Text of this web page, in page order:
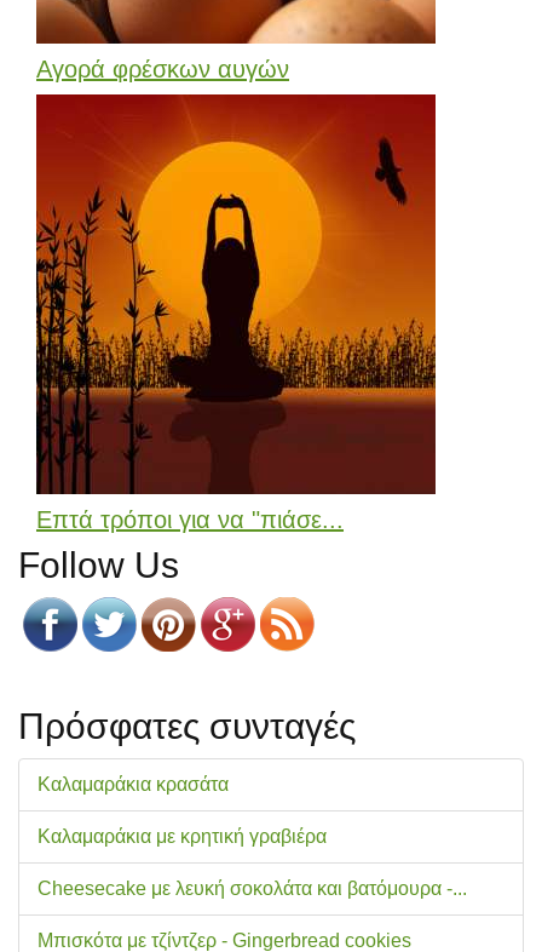
Αγορά φρέσκων αυγών
Επτά τρόποι για να "πιάσε...
Follow Us
Πρόσφατες συνταγές
Καλαμαράκια κρασάτα
Καλαμαράκια με κρητική γραβιέρα
Cheesecake με λευκή σοκολάτα και βατόμουρα -...
Μπισκότα με τζίντζερ - Gingerbread cookies